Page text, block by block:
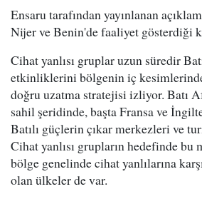
Ensaru tarafından yayınlanan
Nijer ve Benin'de faaliyet gösterdiği
Cihat yanlısı gruplar uzun süredir
etkinliklerini bölgenin iç
doğru uzatma stratejisi izliyor. Batı
sahil şeridinde, başta Fransa ve
Batılı güçlerin çıkar merkezleri ve
Cihat yanlısı grupların hedefinde bu
bölge genelinde cihat yanlılarına
olan ülkeler de var.